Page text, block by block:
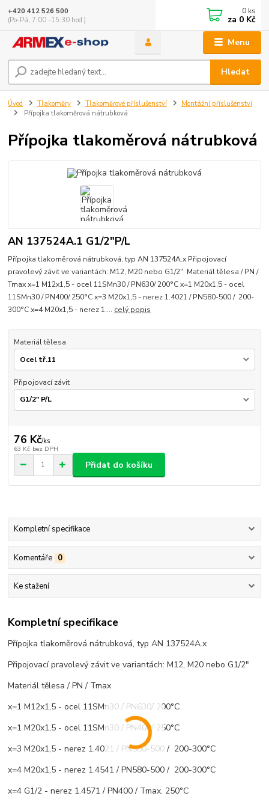
Menu
Hledat
+420 412 526 500
(Po-Pá, 7:00 -15:30 hod.)
0 ks
za 0 Kč
Úvod Tlakoměry Tlakoměrové příslušenství
Montážní příslušenství
Přípojka tlakoměrová nátrubková
Přípojka tlakoměrová nátrubková
AN 137524A.1 G1/2"P/L
Přípojka tlakoměrová nátrubková, typ AN 137524A.x Připojovací
pravolevý závit ve variantách: M12, M20 nebo G1/2" Materiál tělesa / PN /
Tmax x=1 M12x1,5 - ocel 11SMn30 / PN630/ 200°C x=1 M20x1,5 - ocel
11SMn30 / PN400/ 250°C x=3 M20x1,5 - nerez 1.4021 / PN580-500 / 200-
300°C x=4 M20x1,5 - nerez 1.... celý popis
Materiál tělesa
Připojovací závit
76 Kč/ks
63 Kč bez DPH
Přidat do košíku
Kompletní specifikace
Komentáře 0
Ke stažení
Kompletní specifikace
Přípojka tlakoměrová nátrubková, typ AN 137524A.x
Připojovací pravolevý závit ve variantách: M12, M20 nebo G1/2"
Materiál tělesa / PN / Tmax
x=1 M12x1,5 - ocel 11SMn30 / PN630/ 200°C
x=1 M20x1,5 - ocel 11SMn30 / PN400/ 250°C
x=3 M20x1,5 - nerez 1.4021 / PN580-500 / 200-300°C
x=4 M20x1,5 - nerez 1.4541 / PN580-500 / 200-300°C
x=4 G1/2 - nerez 1.4571 / PN400 / Tmax. 250°C